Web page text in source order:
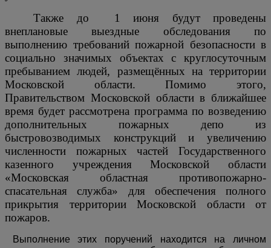
Также до
1 июня будут проведены
внеплановые выездные обследования по
выполнению требований пожарной безопасности в
социально значимых объектах с круглосуточным
пребыванием людей, размещённых на территории
Московской области. Помимо этого,
Правительством Московской области в ближайшее
время будет рассмотрена программа по возведению
дополнительных пожарных депо из
быстровозводимых конструкций и увеличению
численности пожарных частей Государственного
казенного учреждения Московской области
«Московская областная противопожарно-
спасательная служба» для обеспечения полного
прикрытия территории Московской области от
пожаров.
Выполнение этих поручений находится на личном